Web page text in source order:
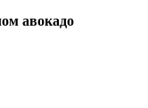
авокадо